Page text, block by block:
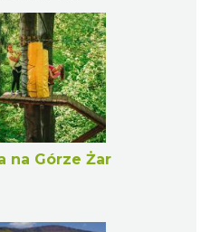
na Górze Żar